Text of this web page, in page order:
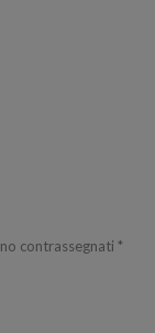
contrassegnati *